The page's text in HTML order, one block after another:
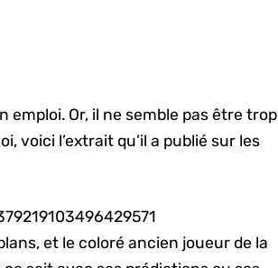
emploi. Or, il ne semble pas être trop
voici l’extrait qu’il a publié sur les
et le coloré ancien joueur de la